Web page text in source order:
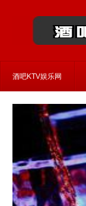
酒吧KTV娱乐网